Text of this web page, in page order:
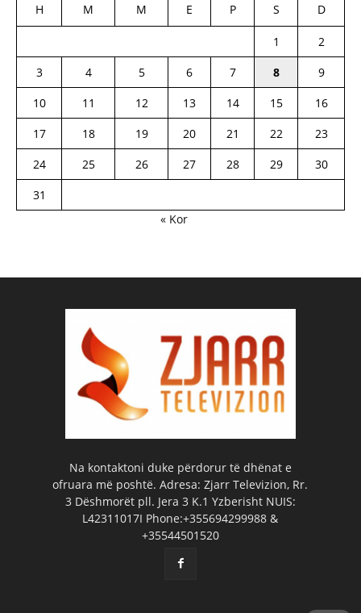
H M M E P S D
1
2
3
4 5 6 7 8
9
10
11 12 13 14 15
16
17
18 19 20 21 22
23
24
25 26 27 28 29
30
31
« Kor
Na kontaktoni duke përdorur të dhënat e
ofruara më poshtë. Adresa: Zjarr Televizion, Rr.
3 Dëshmorët pll. Jera 3 K.1 Yzberisht NUIS:
L42311017I Phone:+355694299988 &
+35544501520